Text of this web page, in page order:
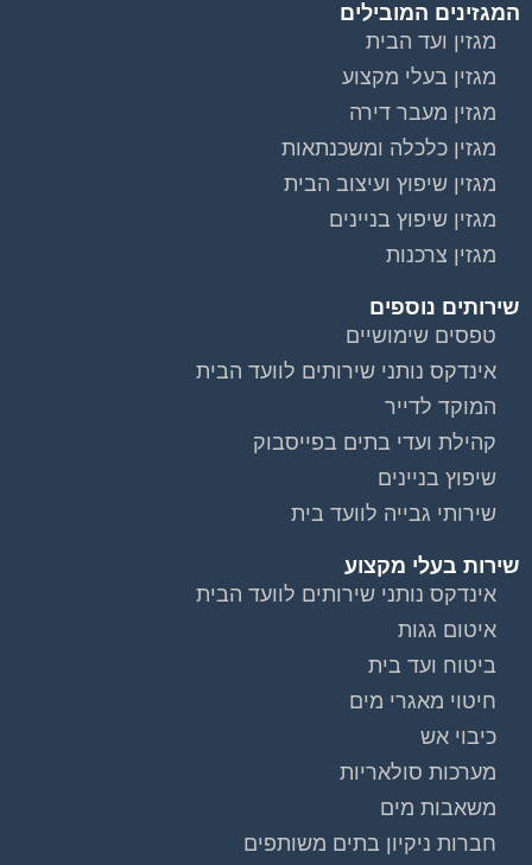
המגזינים המובילים
מגזין ועד הבית
מגזין בעלי מקצוע
מגזין מעבר דירה
מגזין כלכלה ומשכנתאות
מגזין שיפוץ ועיצוב הבית
מגזין שיפוץ בניינים
מגזין צרכנות
שירותים נוספים
טפסים שימושיים
אינדקס נותני שירותים לוועד הבית
המוקד לדייר
קהילת ועדי בתים בפייסבוק
שיפוץ בניינים
שירותי גבייה לוועד בית
שירות בעלי מקצוע
אינדקס נותני שירותים לוועד הבית
איטום גגות
ביטוח ועד בית
חיטוי מאגרי מים
כיבוי אש
מערכות סולאריות
משאבות מים
חברות ניקיון בתים משותפים
וועדי בתים ודיירים